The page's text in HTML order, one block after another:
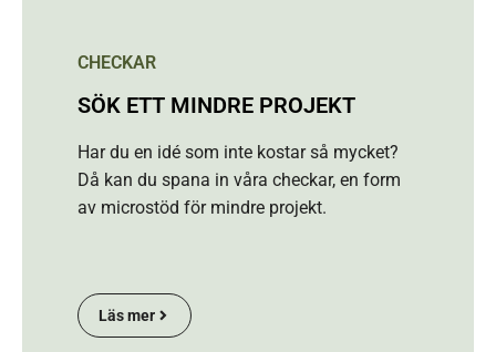
CHECKAR
SÖK ETT MINDRE PROJEKT
Har du en idé som inte kostar så mycket?
Då kan du spana in våra checkar, en form
av microstöd för mindre projekt.
Läs mer